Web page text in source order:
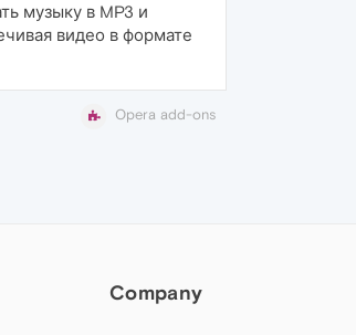
музыку в MP3 и
видео в формате
Opera add-ons
Company